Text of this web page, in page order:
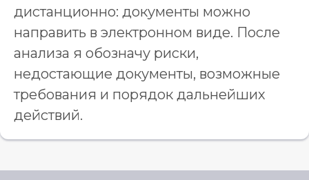
дистанционно: документы можно
направить в электронном виде. После
анализа я обозначу риски,
недостающие документы, возможные
требования и порядок дальнейших
действий.